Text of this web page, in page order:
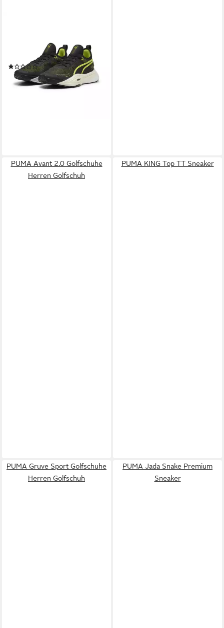
schwarz/lime Herren
Fitnessschuh
(1)
87,94 € UVP129,95 €
-32%
PUMA Avant 2.0 Golfschuhe
Herren Golfschuh
PUMA KING Top TT Sneaker
PUMA Gruve Sport Golfschuhe
Herren Golfschuh
PUMA Jada Snake Premium
Sneaker